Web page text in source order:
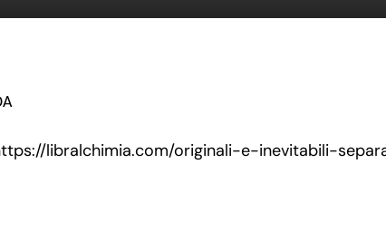
libralchimia.com/originali-e-inevitabili-